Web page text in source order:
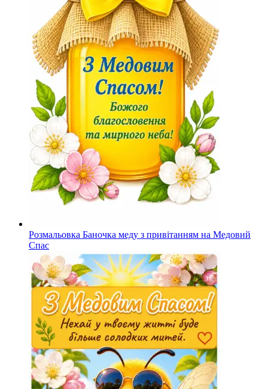
Розмальовка Баночка меду з привітанням на Медовий
Спас